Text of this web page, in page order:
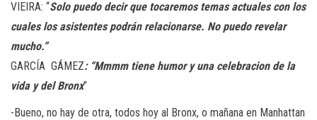
VIEIRA: “Solo puedo decir que tocaremos temas actuales con los
cuales los asistentes podrán relacionarse. No puedo revelar
mucho.”
GARCÍA GÁMEZ: “Mmmm tiene humor y una celebracion de la
vida y del Bronx”
-Bueno, no hay de otra, todos hoy al Bronx, o mañana en Manhattan